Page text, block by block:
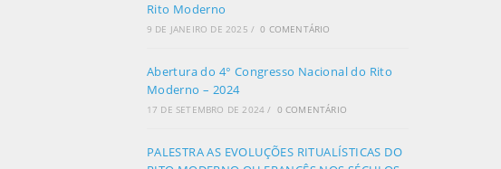
Rito Moderno
9 DE JANEIRO DE 2025 / 0 COMENTÁRIO
Abertura do 4° Congresso Nacional do Rito
Moderno – 2024
17 DE SETEMBRO DE 2024 / 0 COMENTÁRIO
PALESTRA AS EVOLUÇÕES RITUALÍSTICAS DO